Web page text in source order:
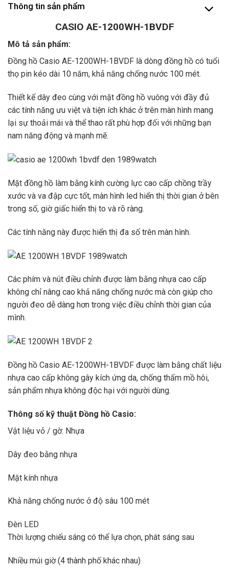
Thông tin sản phẩm
CASIO AE-1200WH-1BVDF
Mô tả sản phẩm:
Đồng hồ Casio AE-1200WH-1BVDF là dòng đồng hồ có tuổi
thọ pin kéo dài 10 năm, khả năng chống nước 100 mét.
Thiết kế dây đeo cùng với mặt đồng hồ vuông với đầy đủ
các tính năng ưu việt và tiện ích khác ở trên màn hình mang
lại sự thoải mái và thể thao rất phù hợp đối với những bạn
nam năng động và mạnh mẽ.
Mặt đồng hồ làm bằng kính cường lực cao cấp chồng trầy
xước và va đập cực tốt, màn hình led hiển thị thời gian ở bên
trong số, giờ giấc hiển thị to và rõ ràng.
Các tính năng này được hiển thị đa số trên màn hình.
Các phím và nút điều chỉnh được làm bằng nhựa cao cấp
không chỉ nâng cao khả năng chống nước mà còn giúp cho
người đeo dễ dàng hơn trong việc điều chỉnh thời gian của
mình.
Đồng hồ Casio AE-1200WH-1BVDF được làm bằng chất liệu
nhựa cao cấp không gây kích ứng da, chống thấm mồ hôi,
sản phẩm nhựa không độc hại với người dùng.
Thông số kỹ thuật Đồng hồ Casio:
Vật liệu vỏ / gờ: Nhựa
Dây đeo bằng nhựa
Mặt kính nhựa
Khả năng chống nước ở độ sâu 100 mét
Đèn LED
Thời lượng chiếu sáng có thể lựa chọn, phát sáng sau
Nhiều múi giờ (4 thành phố khác nhau)